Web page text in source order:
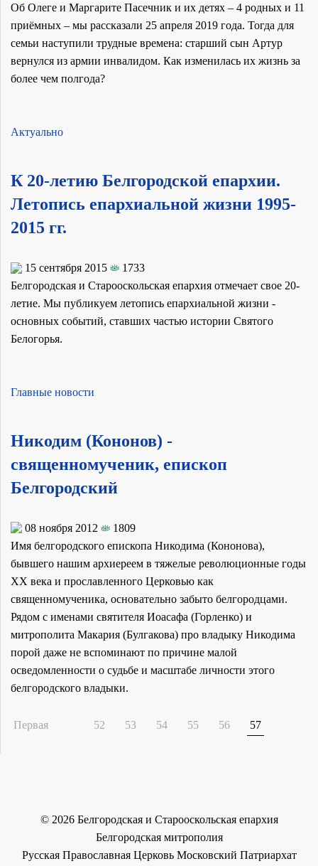
Об Олеге и Маргарите Пасечник и их детях – 4 родных и 11
приёмных – мы рассказали 25 апреля 2019 года. Тогда для
семьи наступили трудные времена: старший сын Артур
вернулся из армии инвалидом. Как изменилась их жизнь за
более чем полгода?
Актуально
К 20-летию Белгородской епархии.
Летопись епархиальной жизни 1995-
2015 гг.
15 сентября 2015
1733
Белгородская и Старооскольская епархия отмечает свое 20-
летие. Мы публикуем летопись епархиальной жизни -
основных событий, ставших частью истории Святого
Белогорья.
Главные новости
Никодим (Кононов) -
священномученик, епископ
Белгородский
08 ноября 2012
1809
Имя белгородского епископа Никодима (Кононова),
бывшего нашим архиереем в тяжелые революционные годы
ХХ века и прославленного Церковью как
священномученика, основательно забыто белгородцами.
Рядом с именами святителя Иоасафа (Горленко) и
митрополита Макария (Булгакова) про владыку Никодима
порой даже не вспоминают по причине малой
осведомленности о судьбе и масштабе личности этого
белгородского владыки.
Первая 52 53 54 55 56 57
© 2026Белгородская и Старооскольская епархия
Белгородская митрополия
Русская Православная Церковь Московский Патриархат